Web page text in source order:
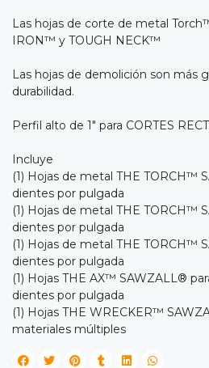
Las hojas de corte de metal
IRON™ y TOUGH NECK™
Las hojas de demolición son más
durabilidad.
Perfil alto de 1" para CORTES
Incluye
(1) Hojas de metal THE TORCH™
dientes por pulgada
(1) Hojas de metal THE TORCH™
dientes por pulgada
(1) Hojas de metal THE TORCH™
dientes por pulgada
(1) Hojas THE AX™ SAWZALL®
dientes por pulgada
(1) Hojas THE WRECKER™
materiales múltiples